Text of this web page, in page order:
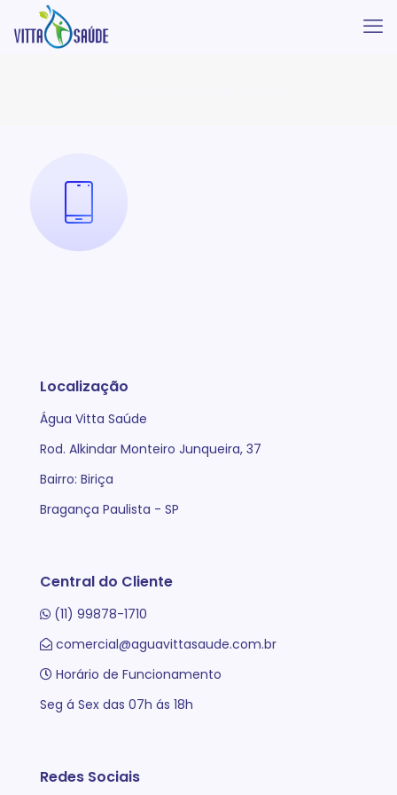
Localização
Água Vitta Saúde
Rod. Alkindar Monteiro Junqueira, 37
Bairro: Biriça
Bragança Paulista - SP
Central do Cliente
(11) 99878-1710
comercial@aguavittasaude.com.br
Horário de Funcionamento
Seg á Sex das 07h ás 18h
Redes Sociais